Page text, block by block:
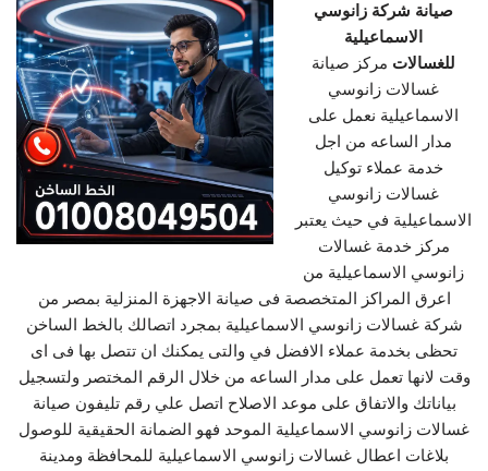
صيانة شركة زانوسي
الاسماعيلية
للغسالات مركز صيانة
غسالات زانوسي
الاسماعيلية نعمل على
مدار الساعه من اجل
خدمة عملاء توكيل
غسالات زانوسي
الاسماعيلية في حيث يعتبر
مركز خدمة غسالات
زانوسي الاسماعيلية من
اعرق المراكز المتخصصة فى صيانة الاجهزة المنزلية بمصر من
شركة غسالات زانوسي الاسماعيلية بمجرد اتصالك بالخط الساخن
تحظى بخدمة عملاء الافضل في والتى يمكنك ان تتصل بها فى اى
وقت لانها تعمل على مدار الساعه من خلال الرقم المختصر ولتسجيل
بياناتك والاتفاق على موعد الاصلاح اتصل علي رقم تليفون صيانة
غسالات زانوسي الاسماعيلية الموحد فهو الضمانة الحقيقية للوصول
بلاغات اعطال غسالات زانوسي الاسماعيلية للمحافظة ومدينة